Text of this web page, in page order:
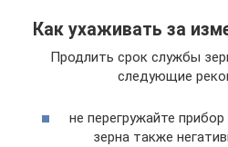
Как ухаживать за
Продлить срок службы
следующие
не перегружайте
зерна также